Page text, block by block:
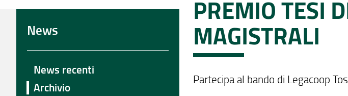
PREMIO TESI
MAGISTRALI
Partecipa al bando di Legacoop
News
News recenti
Archivio